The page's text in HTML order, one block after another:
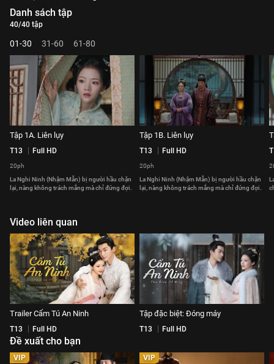
Danh sách tập
40/40 tập
01-30 31-60 61-80
Tập 1A. Liên lụy
T13 Full HD
20ph
La Nghi Ninh (Nhậm Mẫn) bị người hầu chặn
lại, nàng không trách mắng mà chỉ đứng đợi.
Tập 1B. Liên lụy
T13 Full HD
20ph
La Nghi Ninh (Nhậm Mẫn) bị người hầu chặn
lại, nàng không trách mắng mà chỉ đứng đợi.
Video liên quan
Trailer Cẩm Tú An Ninh
T13 Full HD
Tập đặc biệt: Đóng máy
T13 Full HD
Đề xuất cho bạn
VIP VIP